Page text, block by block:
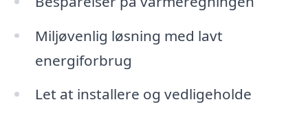
Miljøvenlig løsning med lavt
energiforbrug
Let at installere og vedligeholde